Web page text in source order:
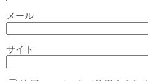
メール
サイト